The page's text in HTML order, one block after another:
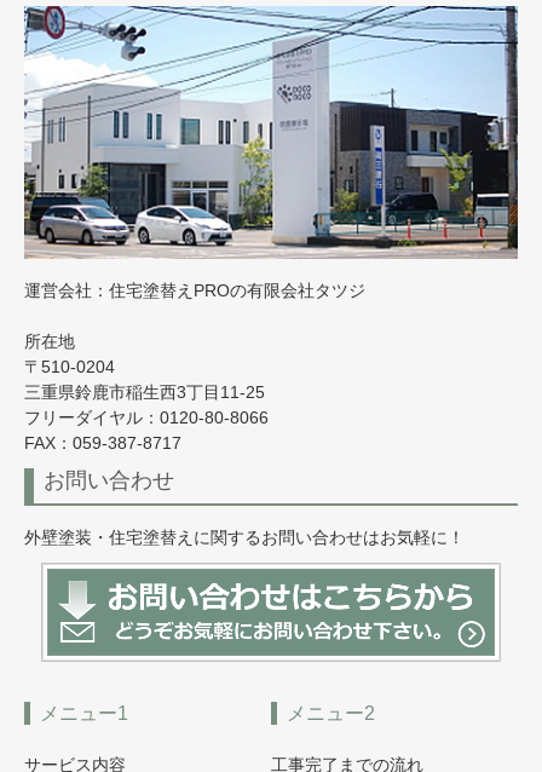
運営会社：住宅塗替えPROの有限会社タツジ
所在地
〒510-0204
三重県鈴鹿市稲生西3丁目11-25
フリーダイヤル：0120-80-8066
FAX：059-387-8717
お問い合わせ
外壁塗装・住宅塗替えに関するお問い合わせはお気軽に！
メニュー1
サービス内容
メニュー2
工事完了までの流れ